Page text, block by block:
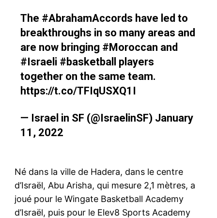
The #AbrahamAccords have led to
breakthroughs in so many areas and
are now bringing #Moroccan and
#Israeli #basketball
players
together on the same team.
https://t.co/TFIqUSXQ1I
— Israel in SF (@IsraelinSF) January
11, 2022
Né dans la ville de Hadera, dans le centre
d’Israël, Abu Arisha, qui mesure 2,1 mètres, a
joué pour le Wingate Basketball Academy
d’Israël, puis pour le Elev8 Sports Academy